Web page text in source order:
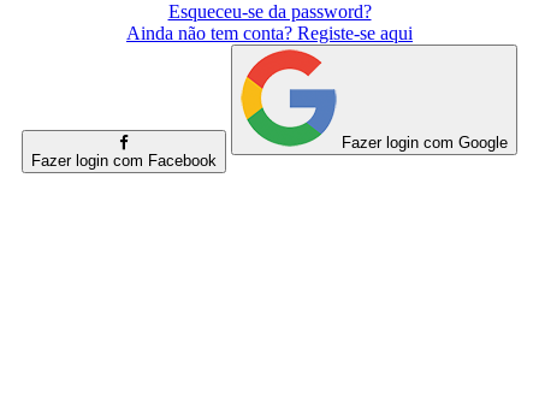
Esqueceu-se da password?
Ainda não tem conta? Registe-se aqui
Fazer login com Facebook
Fazer login com Google